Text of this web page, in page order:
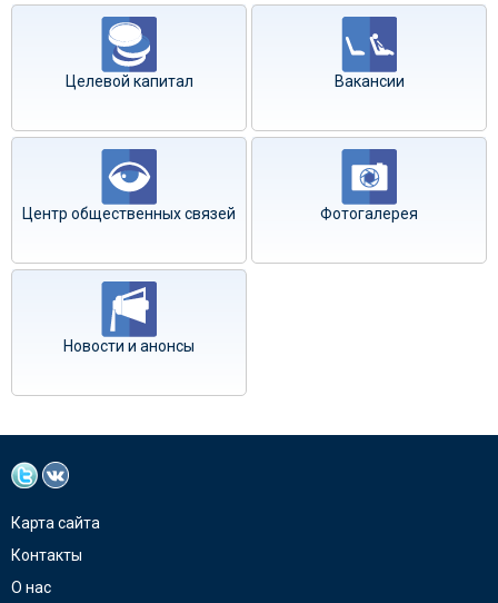
Целевой капитал Вакансии
Центр общественных связей Фотогалерея
Новости и анонсы
Карта сайта
Контакты
О нас